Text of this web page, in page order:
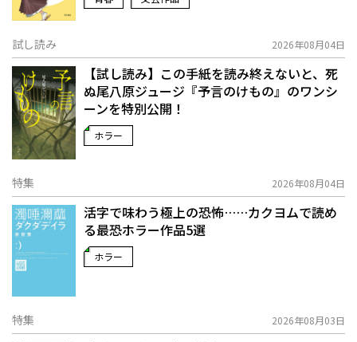
試し読み 2026年08月04日
【試し読み】この手紙を読み終えないと、死
ぬ――尾八原ジュージ『予言のけもの』のワンシ
ーンを特別公開！
ホラー
特集 2026年08月04日
活字で味わう極上の恐怖……カクヨムで読め
る最恐ホラー作品5選
ホラー
特集 2026年08月03日